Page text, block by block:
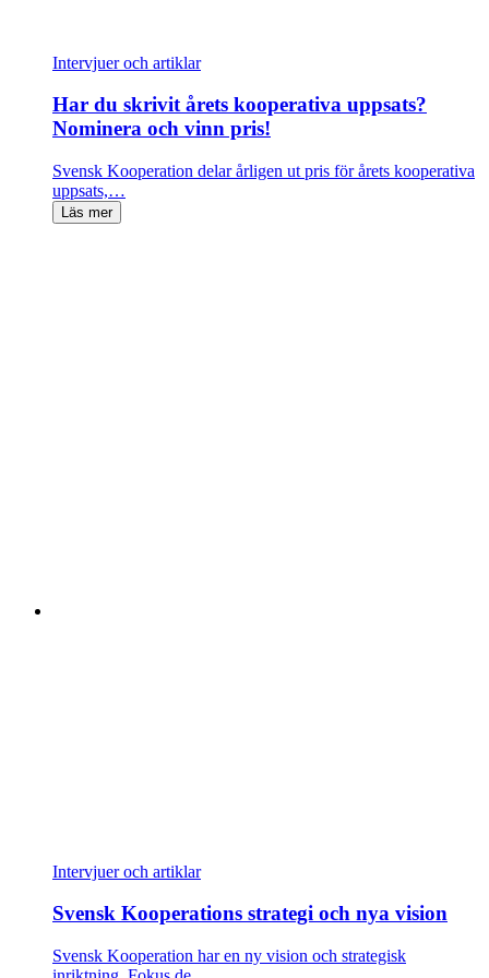
Intervjuer och artiklar
Har du skrivit årets kooperativa uppsats?
Nominera och vinn pris!
Svensk Kooperation delar årligen ut pris för årets kooperativa
uppsats,…
Läs mer
Intervjuer och artiklar
Svensk Kooperations strategi och nya vision
Svensk Kooperation har en ny vision och strategisk